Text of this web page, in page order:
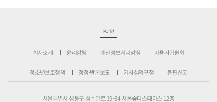
PC버전
회사소개 윤리강령 개인정보처리방침 이용자위원회
청소년보호정책 정정·반론보도 기사심의규정 불편신고
서울특별시 성동구 성수일로 39-34 서울숲더스페이스 12층